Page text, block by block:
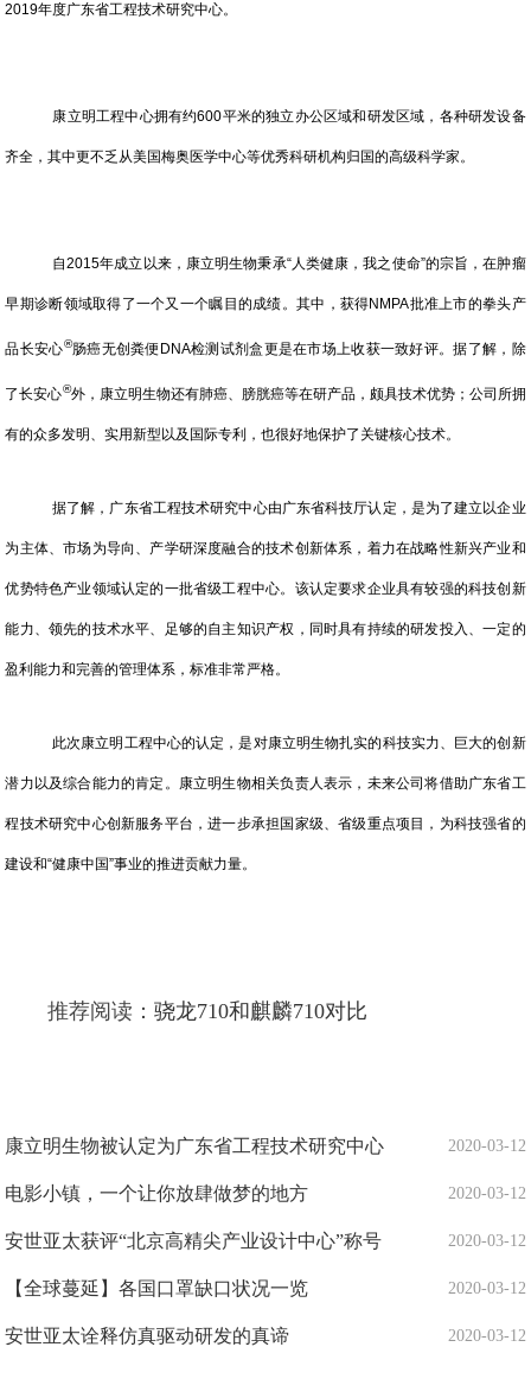
2019年度广东省工程技术研究中心。
康立明工程中心拥有约600平米的独立办公区域和研发区域，各种研发设备
齐全，其中更不乏从美国梅奥医学中心等优秀科研机构归国的高级科学家。
自2015年成立以来，康立明生物秉承“人类健康，我之使命”的宗旨，在肿瘤
早期诊断领域取得了一个又一个瞩目的成绩。其中，获得NMPA批准上市的拳头产
品长安心®肠癌无创粪便DNA检测试剂盒更是在市场上收获一致好评。据了解，除
了长安心®外，康立明生物还有肺癌、膀胱癌等在研产品，颇具技术优势；公司所拥
有的众多发明、实用新型以及国际专利，也很好地保护了关键核心技术。
据了解，广东省工程技术研究中心由广东省科技厅认定，是为了建立以企业
为主体、市场为导向、产学研深度融合的技术创新体系，着力在战略性新兴产业和
优势特色产业领域认定的一批省级工程中心。该认定要求企业具有较强的科技创新
能力、领先的技术水平、足够的自主知识产权，同时具有持续的研发投入、一定的
盈利能力和完善的管理体系，标准非常严格。
此次康立明工程中心的认定，是对康立明生物扎实的科技实力、巨大的创新
潜力以及综合能力的肯定。康立明生物相关负责人表示，未来公司将借助广东省工
程技术研究中心创新服务平台，进一步承担国家级、省级重点项目，为科技强省的
建设和“健康中国”事业的推进贡献力量。
推荐阅读：骁龙710和麒麟710对比
2020-03-12
康立明生物被认定为广东省工程技术研究中心
2020-03-12
电影小镇，一个让你放肆做梦的地方
2020-03-12
安世亚太获评“北京高精尖产业设计中心”称号
2020-03-12
【全球蔓延】各国口罩缺口状况一览
2020-03-12
安世亚太诠释仿真驱动研发的真谛